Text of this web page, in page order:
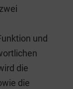
und
die
die